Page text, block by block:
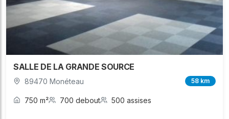
SALLE DE LA GRANDE SOURCE
89470 Monéteau 58 km
750 m² 700 debout 500 assises